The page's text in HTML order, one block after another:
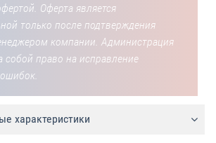
Оферта является
только после подтверждения
компании. Администрация
собой право на исправление
характеристики